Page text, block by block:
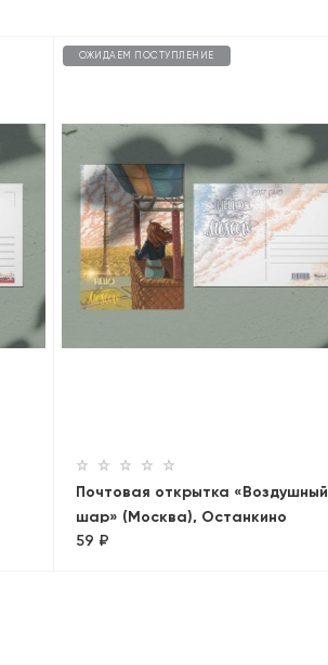
ОЖИДАЕМ ПОСТУПЛЕНИЕ
Почтовая открытка «Воздушный
шар» (Москва), Останкино
59 ₽